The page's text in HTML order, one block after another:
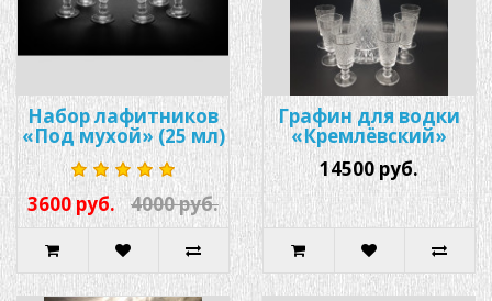
Набор лафитников
«Под мухой» (25 мл)
3600 руб. 4000 руб.
Графин для водки
«Кремлёвский»
14500 руб.